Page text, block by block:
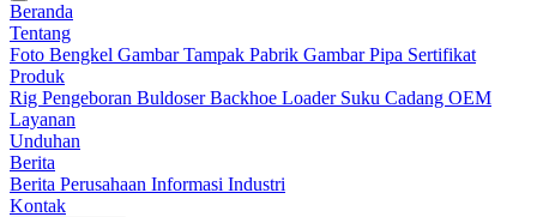
Beranda
Tentang
Foto Bengkel Gambar Tampak Pabrik Gambar Pipa Sertifikat
Produk
Rig Pengeboran BuldoserBackhoe Loader Suku Cadang OEM
Layanan
Unduhan
Berita
Berita Perusahaan Informasi Industri
Kontak